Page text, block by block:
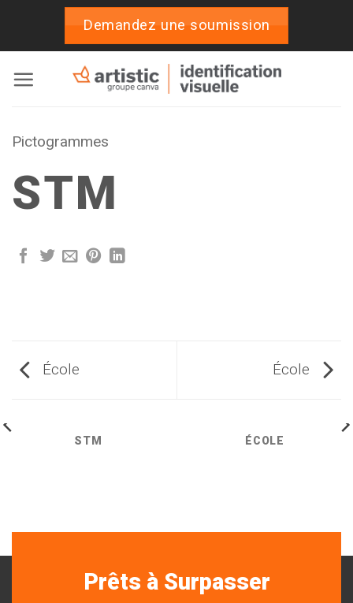
Demandez une soumission
Pictogrammes
STM
École École
STM ÉCOLE
Prêts à Surpasser